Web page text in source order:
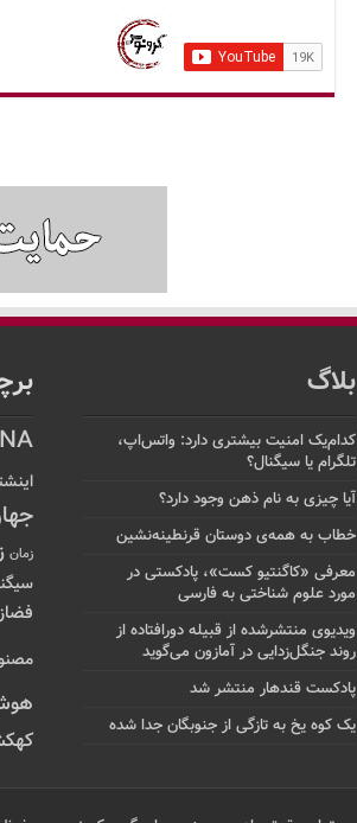
بلاگ
کدام‌یک امنیت بیشتری دارد: واتس‌اپ،
تلگرام یا سیگنال؟
آیا چیزی به نام ذهن وجود دارد؟
خطاب به همه‌ی دوستان قرنطینه‌نشین
معرفی «کاگنتیو کست»، پادکستی در
مورد علوم شناختی به فارسی
ویدیوی منتشرشده از قبیله دورافتاده‌ از
روند جنگل‌زدایی در آمازون می‌گوید
پادکست قندهار منتشر شد
یک کوه یخ به تازگی از جنوبگان جدا شده
زمان